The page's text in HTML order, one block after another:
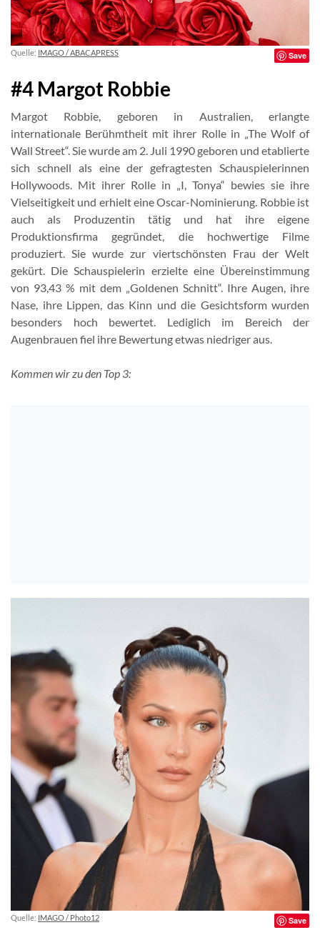
Quelle: IMAGO / ABACAPRESS Save
#4 Margot Robbie
Margot Robbie, geboren in Australien, erlangte
internationale Berühmtheit mit ihrer Rolle in „The Wolf of
Wall Street“. Sie wurde am 2. Juli 1990 geboren und etablierte
sich schnell als eine der gefragtesten Schauspielerinnen
Hollywoods. Mit ihrer Rolle in „I, Tonya“ bewies sie ihre
Vielseitigkeit und erhielt eine Oscar-Nominierung. Robbie ist
auch als Produzentin tätig und hat ihre eigene
Produktionsfirma gegründet, die hochwertige Filme
produziert. Sie wurde zur viertschönsten Frau der Welt
gekürt. Die Schauspielerin erzielte eine Übereinstimmung
von 93,43 % mit dem „Goldenen Schnitt“. Ihre Augen, ihre
Nase, ihre Lippen, das Kinn und die Gesichtsform wurden
besonders hoch bewertet. Lediglich im Bereich der
Augenbrauen fiel ihre Bewertung etwas niedriger aus.
Kommen wir zu den Top 3:
Quelle: IMAGO / Photo12 Save